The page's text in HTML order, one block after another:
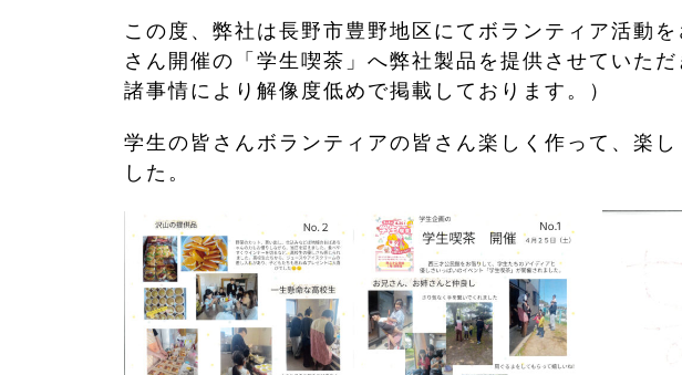
この度、弊社は長野市豊野地区にてボランティア活動
さん開催の「学生喫茶」へ弊社製品を提供させていた
諸事情により解像度低めで掲載しております。）
学生の皆さんボランティアの皆さん楽しく作って、楽
した。